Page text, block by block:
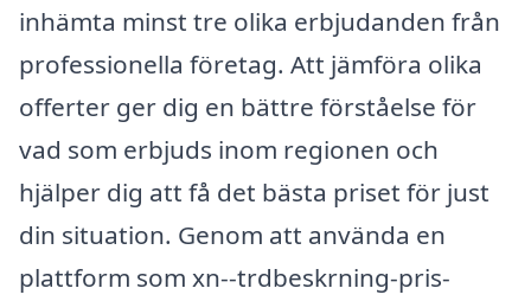
inhämta minst tre olika erbjudanden från
professionella företag. Att jämföra olika
offerter ger dig en bättre förståelse för
vad som erbjuds inom regionen och
hjälper dig att få det bästa priset för just
din situation. Genom att använda en
plattform som xn--trdbeskrning-pris-